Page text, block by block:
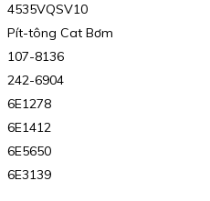
4535VQSV10
Pít-tông Cat Bơm
107-8136
242-6904
6E1278
6E1412
6E5650
6E3139